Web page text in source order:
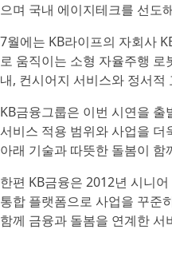
으며 국내 에이지테크를 선도
7월에는 KB라이프의 자회사
로 움직이는 소형 자율주행
내, 컨시어지 서비스와 정서
KB금융그룹은 이번 시연을
서비스 적용 범위와 사업을 더
아래 기술과 따뜻한 돌봄이
한편 KB금융은 2012년 시니
통합 플랫폼으로 사업을 꾸준
함께 금융과 돌봄을 연계한 서